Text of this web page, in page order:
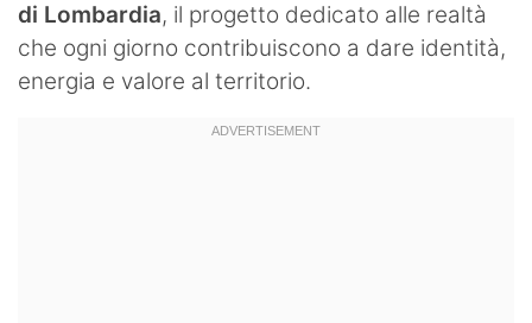
di Lombardia, il progetto dedicato alle realtà
che ogni giorno contribuiscono a dare identità,
energia e valore al territorio.